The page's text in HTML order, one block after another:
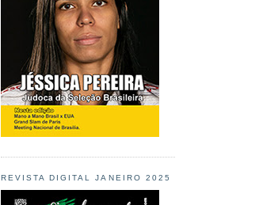
REVISTA DIGITAL JANEIRO 2025